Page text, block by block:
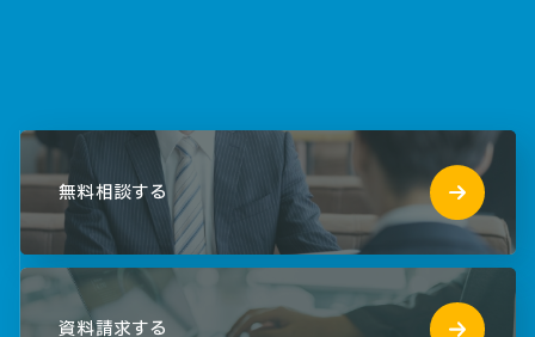
無料相談する
資料請求する